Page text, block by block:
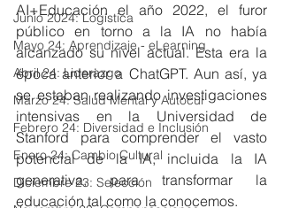
Junio 2024: Logística
Mayo 24: Aprendizaje - eLearning
Abril 24: Liderazgo
Marzo 24: Salud Mental y Autocui
Febrero 24: Diversidad e Inclusión
Enero 24: Cambio Cultural
Diciembre 23: Selección
AI+Educación el año 2022, el furor
público en torno a la IA no había
alcanzado su nivel actual. Esta era la
época anterior a ChatGPT. Aun así, ya
se estaban realizando investigaciones
intensivas en la Universidad de
Stanford para comprender el vasto
potencial de la IA, incluida la IA
generativa, para transformar la
educación tal como la conocemos.